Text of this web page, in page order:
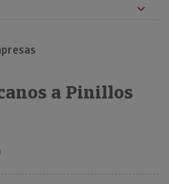
a Pinillos